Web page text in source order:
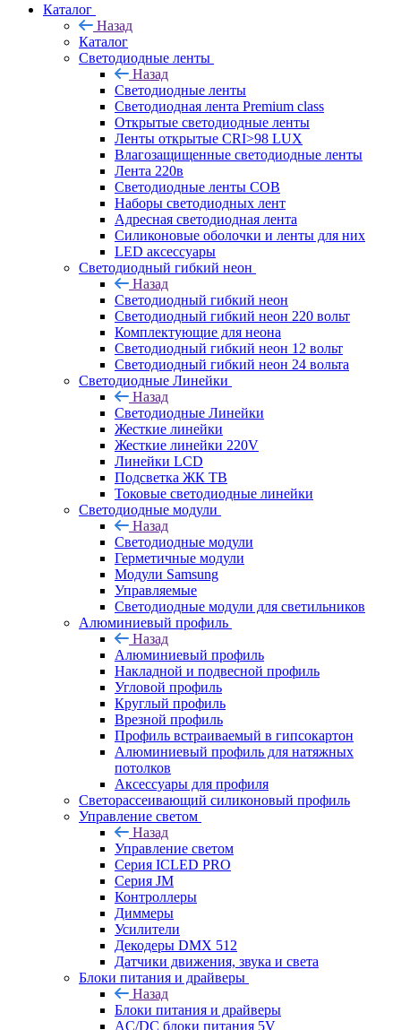
Каталог
Назад
Каталог
Светодиодные ленты
Назад
Светодиодные ленты
Светодиодная лента Premium class
Открытые светодиодные ленты
Ленты открытые CRI>98 LUX
Влагозащищенные светодиодные ленты
Лента 220в
Светодиодные ленты COB
Наборы светодиодных лент
Адресная светодиодная лента
Силиконовые оболочки и ленты для них
LED аксессуары
Светодиодный гибкий неон
Назад
Светодиодный гибкий неон
Светодиодный гибкий неон 220 вольт
Комплектующие для неона
Светодиодный гибкий неон 12 вольт
Светодиодный гибкий неон 24 вольта
Светодиодные Линейки
Назад
Светодиодные Линейки
Жесткие линейки
Жесткие линейки 220V
Линейки LCD
Подсветка ЖК ТВ
Токовые светодиодные линейки
Светодиодные модули
Назад
Светодиодные модули
Герметичные модули
Модули Samsung
Управляемые
Светодиодные модули для светильников
Алюминиевый профиль
Назад
Алюминиевый профиль
Накладной и подвесной профиль
Угловой профиль
Круглый профиль
Врезной профиль
Профиль встраиваемый в гипсокартон
Алюминиевый профиль для натяжных
потолков
Аксессуары для профиля
Светорассеивающий силиконовый профиль
Управление светом
Назад
Управление светом
Серия ICLED PRO
Серия JM
Контроллеры
Диммеры
Усилители
Декодеры DMX 512
Датчики движения, звука и света
Блоки питания и драйверы
Назад
Блоки питания и драйверы
AC/DC блоки питания 5V